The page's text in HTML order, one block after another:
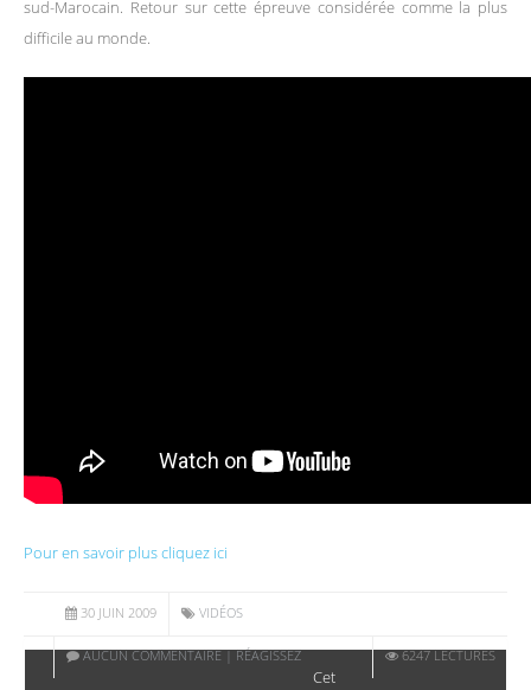
sud-Marocain. Retour sur cette épreuve considérée comme la plus
difficile au monde.
Pour en savoir plus cliquez ici
30 JUIN 2009 VIDÉOS
AUCUN COMMENTAIRE | RÉAGISSEZ 6247 LECTURES
Cet